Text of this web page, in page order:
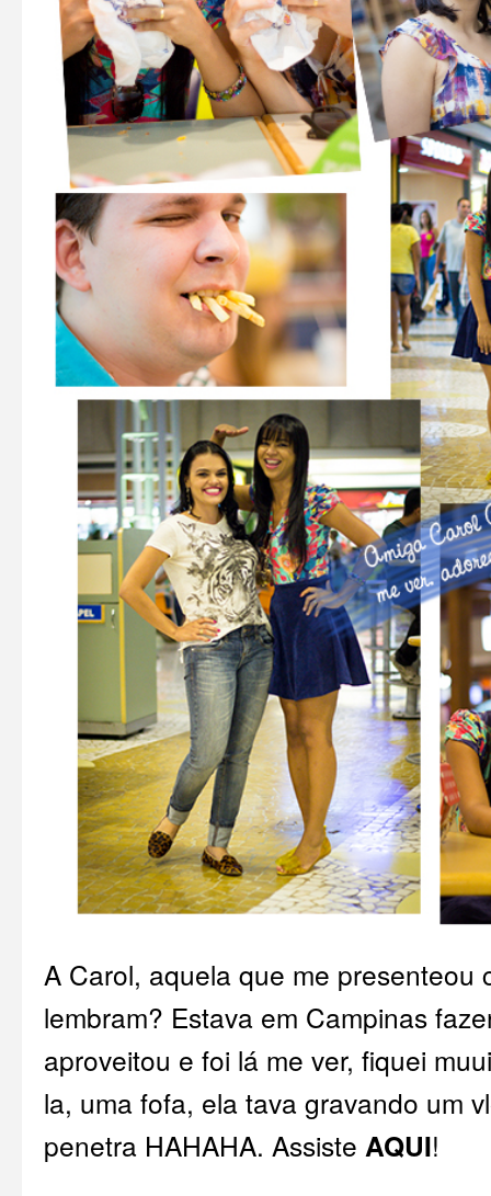
A Carol, aquela que me presenteou
lembram? Estava em Campinas
aproveitou e foi lá me ver, fiquei
la, uma fofa, ela tava gravando um
penetra HAHAHA. Assiste AQUI!